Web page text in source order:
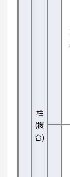
柱
(複
合)